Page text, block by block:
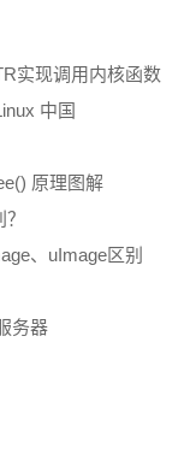
实现调用内核函数
中国
原理图解
、uImage区别
务器